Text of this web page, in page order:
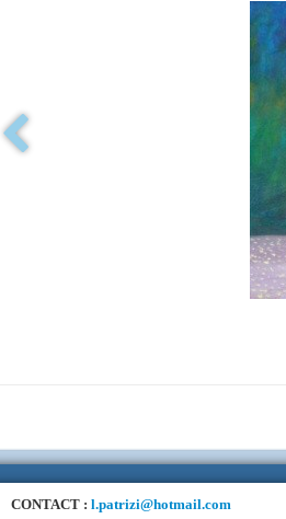
CONTACT : l.patrizi@hotmail.com